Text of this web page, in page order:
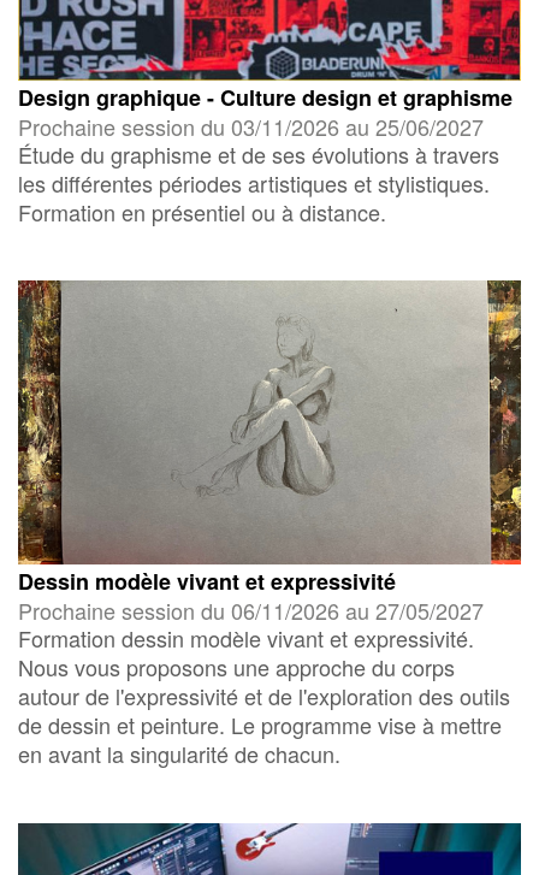
Design graphique - Culture design et graphisme
Prochaine session du 03/11/2026 au 25/06/2027
Étude du graphisme et de ses évolutions à travers
les différentes périodes artistiques et stylistiques.
Formation en présentiel ou à distance.
Dessin modèle vivant et expressivité
Prochaine session du 06/11/2026 au 27/05/2027
Formation dessin modèle vivant et expressivité.
Nous vous proposons une approche du corps
autour de l'expressivité et de l'exploration des outils
de dessin et peinture. Le programme vise à mettre
en avant la singularité de chacun.